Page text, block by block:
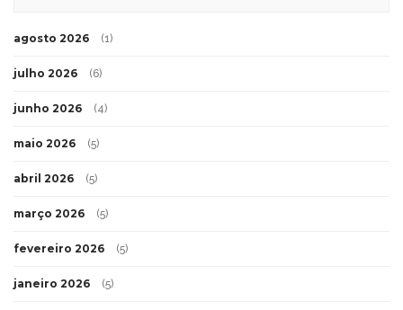
agosto 2026 (1)
julho 2026 (6)
junho 2026 (4)
maio 2026 (5)
abril 2026 (5)
março 2026 (5)
fevereiro 2026 (5)
janeiro 2026 (5)